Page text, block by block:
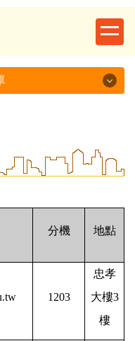
分機 地點
1203
忠孝
大樓3
樓